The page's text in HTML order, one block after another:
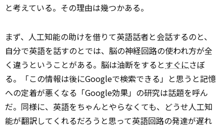
と考えている。その理由は幾つかある。
まず、人工知能の助けを借りて英語話者と会話するのと、
自分で英語を話すのとでは、脳の神経回路の使われ方が全
く違うということがある。脳は油断をするとすぐにさぼ
る。「この情報は後にGoogleで検索できる」と思うと記憶
への定着が悪くなる「Google効果」の研究は話題を呼ん
だ。同様に、英語をちゃんとやらなくても、どうせ人工知
能が翻訳してくれるだろうと思って英語回路の発達が遅れ